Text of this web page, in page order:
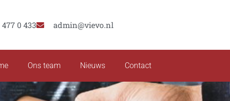
477 0 433 admin@vievo.nl
Ons team Nieuws Contact